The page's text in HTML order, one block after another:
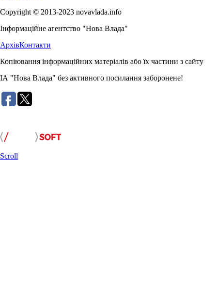
Copyright © 2013-2023 novavlada.info
Інформаційне агентство "Нова Влада"
АрхівКонтакти
Копіювання інформаційних матеріалів або їх частини з сайту
ІА "Нова Влада" без активного посилання заборонене!
Scroll